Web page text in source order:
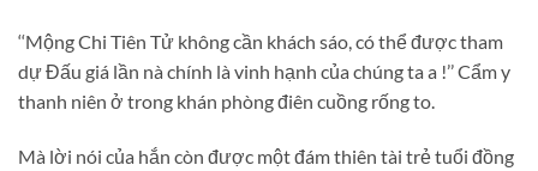
‘‘Mộng Chi Tiên Tử không cần khách sáo, có thể được tham
dự Đấu giá lần nà chính là vinh hạnh của chúng ta a !’’ Cẩm y
thanh niên ở trong khán phòng điên cuồng rống to.
Mà lời nói của hắn còn được một đám thiên tài trẻ tuổi đồng